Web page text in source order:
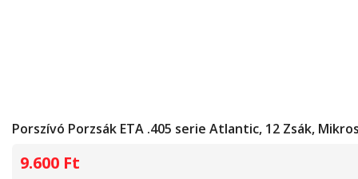
Porszívó Porzsák ETA .405 serie Atlantic, 12 Zsák,
9.600 Ft